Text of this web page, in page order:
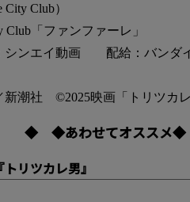
Club）
Club「ファンファーレ」
シンエイ動画 配給：バンダ
新潮社 ©2025映画「トリツカ
◆ ◆あわせてオスス
リツカレ男』